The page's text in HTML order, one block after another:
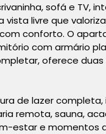
sofá e TV,
livre que
conforto. O
com armário
oferece
de lazer
remota, sauna,
estar e momentos